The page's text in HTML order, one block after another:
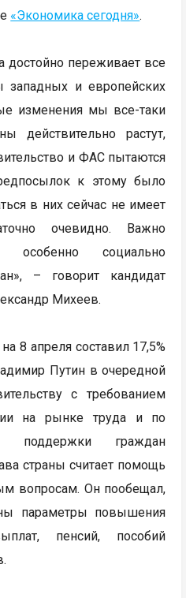
«Экономика сегодня».
достойно переживает все
западных и европейских
изменения мы все-таки
действительно растут,
и ФАС пытаются
к этому было
в них сейчас не имеет
очевидно. Важно
особенно социально
– говорит кандидат
Михеев.
8 апреля составил 17,5%
Путин в очередной
с требованием
на рынке труда и по
поддержки граждан
страны считает помощь
вопросам. Он пообещал,
параметры повышения
пенсий, пособий